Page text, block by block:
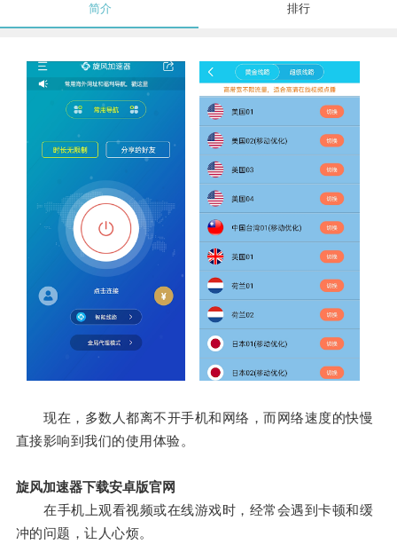
简介 排行
现在，多数人都离不开手机和网络，而网络速度的快慢
直接影响到我们的使用体验。
旋风加速器下载安卓版官网
在手机上观看视频或在线游戏时，经常会遇到卡顿和缓
冲的问题，让人心烦。